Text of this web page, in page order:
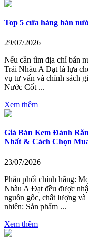
Top 5 cửa hàng bán
29/07/2026
Nếu cần tìm địa chỉ bán
Trái Nhàu A Đạt là lựa
vụ tư vấn và chính sách
Nước Cốt ...
Xem thêm
Giá Bán Kem Đánh
Nhất & Cách Chọn
23/07/2026
Phân phối chính hãng:
Nhàu A Đạt đều được
nguồn gốc, chất lượng
nhiên: Sản phẩm ...
Xem thêm